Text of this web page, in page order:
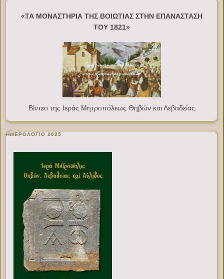
«ΤΑ ΜΟΝΑΣΤΗΡΙΑ ΤΗΣ ΒΟΙΩΤΙΑΣ ΣΤΗΝ ΕΠΑΝΑΣΤΑΣΗ
ΤΟΥ 1821»
Βίντεο της Ιεράς Μητροπόλεως Θηβών και Λεβαδείας
ΗΜΕΡΟΛΟΓΙΟ 2025